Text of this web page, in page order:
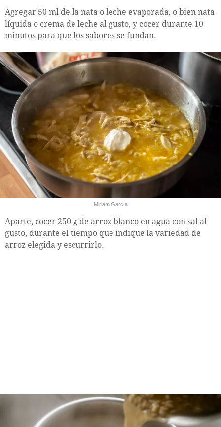
Agregar 50 ml de la nata o leche evaporada, o bien nata
líquida o crema de leche al gusto, y cocer durante 10
minutos para que los sabores se fundan.
Miriam García
Aparte, cocer 250 g de arroz blanco en agua con sal al
gusto, durante el tiempo que indique la variedad de
arroz elegida y escurrirlo.